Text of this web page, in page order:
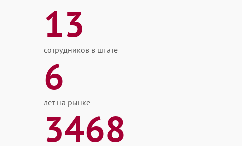
13
сотрудников в штате
6
лет на рынке
3468